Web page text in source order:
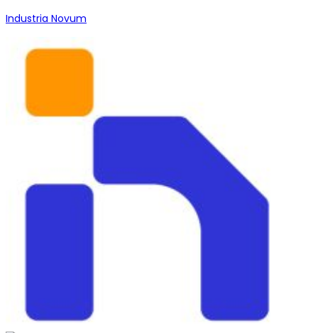
Industria Novum